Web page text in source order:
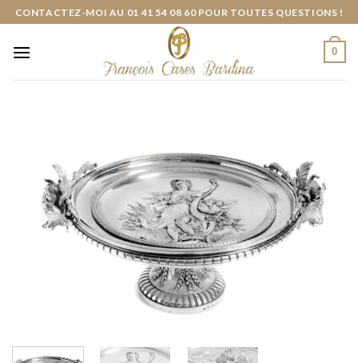
Skip
content
CONTACTEZ-MOI AU 01 41 54 08 60 POUR TOUTES QUESTIONS !
0